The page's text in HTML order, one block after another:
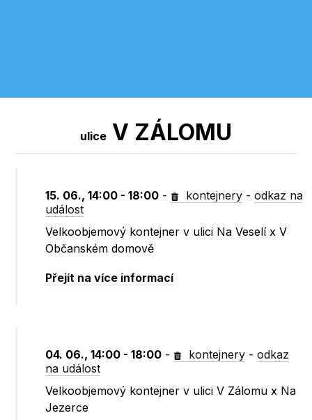
ulice V ZÁLOMU
15. 06., 14:00 - 18:00 - kontejnery -odkaz na
událost
Velkoobjemový kontejner v ulici Na Veselí x V
Občanském domově
Přejít na více informací
04. 06., 14:00 - 18:00 - kontejnery -odkaz
na událost
Velkoobjemový kontejner v ulici V Zálomu x Na
Jezerce